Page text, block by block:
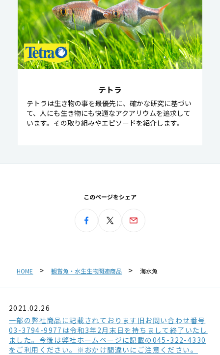
テトラ
テトラは生き物の事を最優先に、確かな研究に基づい
て、人にも生き物にも快適なアクアリウムを追求して
います。その取り組みやエピソードを紹介します。
このページをシェア
HOME 観賞魚・水生生物関連商品 海水魚
2021.02.26
一部の弊社商品に記載されております旧お問い合わせ番号
03-3794-9977は令和3年2月末日を持ちまして終了いたし
ました。今後は弊社ホームページに記載の045-322-4330
をご利用ください。※おかけ間違いにご注意ください。